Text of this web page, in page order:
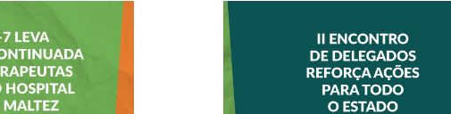
7 LEVA
II ENCONTRO DE